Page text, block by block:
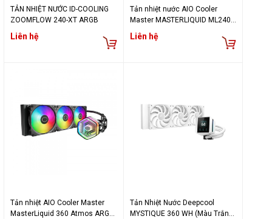
TẢN NHIỆT NƯỚC ID-COOLING
ZOOMFLOW 240-XT ARGB
Liên hệ
Tản nhiệt nước AIO Cooler
Master MASTERLIQUID ML240L
V2 (Đen/ LED ARGB
Liên hệ
Tản nhiệt AIO Cooler Master
MasterLiquid 360 Atmos ARGB
Tản Nhiệt Nước Deepcool
MYSTIQUE 360 WH (Màu Trắng,